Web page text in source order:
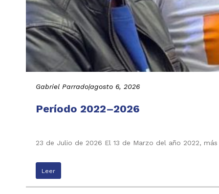
Gabriel Parrado|agosto 6, 2026
Período 2022–2026
23 de Julio de 2026 El 13 de Marzo del año 2022,
Leer